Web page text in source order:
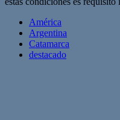
América
Argentina
Catamarca
destacado